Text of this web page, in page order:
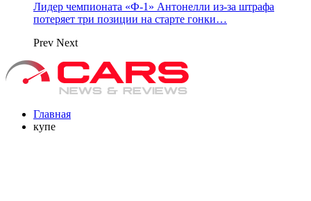
Лидер чемпионата «Ф‑1» Антонелли из‑за штрафа
потеряет три позиции на старте гонки…
Prev Next
Главная
купе